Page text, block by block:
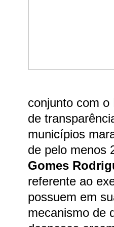
conjunto com o
de
municípios
de pelo menos
Gomes
referente ao
possuem em
mecanismo de